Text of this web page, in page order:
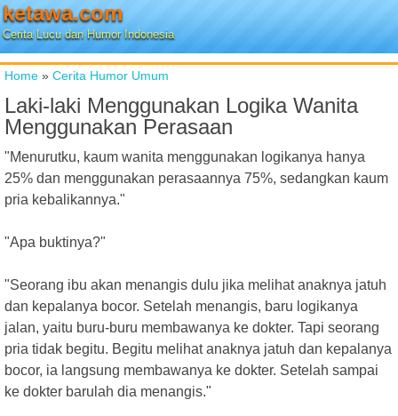
ketawa.com
Cerita Lucu dan Humor Indonesia
Home » Cerita Humor Umum
Laki-laki Menggunakan Logika Wanita
Menggunakan Perasaan
"Menurutku, kaum wanita menggunakan logikanya hanya
25% dan menggunakan perasaannya 75%, sedangkan kaum
pria kebalikannya."
"Apa buktinya?"
"Seorang ibu akan menangis dulu jika melihat anaknya jatuh
dan kepalanya bocor. Setelah menangis, baru logikanya
jalan, yaitu buru-buru membawanya ke dokter. Tapi seorang
pria tidak begitu. Begitu melihat anaknya jatuh dan kepalanya
bocor, ia langsung membawanya ke dokter. Setelah sampai
ke dokter barulah dia menangis."